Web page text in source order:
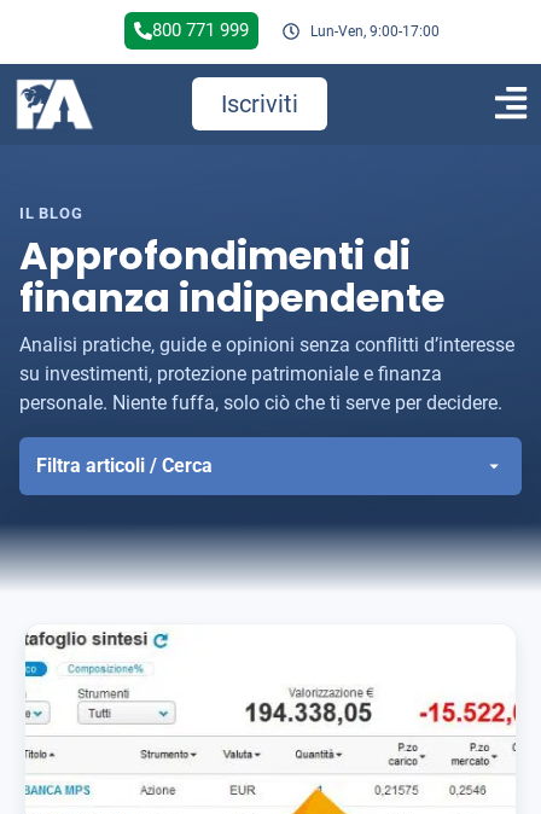
800 771 999 Lun-Ven, 9:00-17:00
Iscriviti
IL BLOG
Approfondimenti di
finanza indipendente
Analisi pratiche, guide e opinioni senza conflitti d’interesse
su investimenti, protezione patrimoniale e finanza
personale. Niente fuffa, solo ciò che ti serve per decidere.
Filtra articoli / Cerca